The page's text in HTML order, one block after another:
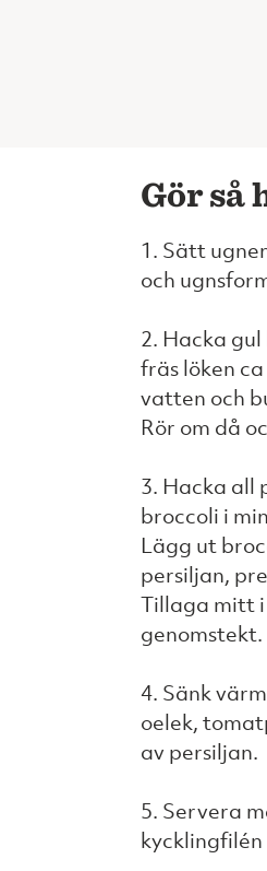
Gör så
1. Sätt
och
2. Hacka
fräs löken
vatten och
Rör om då
3. Hacka all
broccoli i
Lägg ut
persiljan,
Tillaga mitt i
genomstekt.
4. Sänk
oelek,
av persiljan.
5. Servera